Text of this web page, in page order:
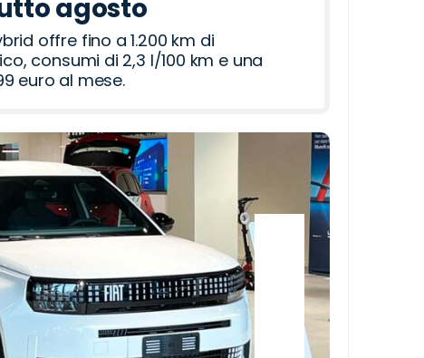
agosto
offre fino a 1.200 km di
consumi di 2,3 l/100 km e una
euro al mese.